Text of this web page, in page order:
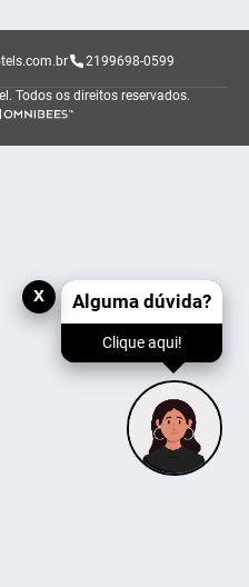
2199698-0599
Todos os direitos reservados.
Alguma dúvida?
Clique aqui!
x